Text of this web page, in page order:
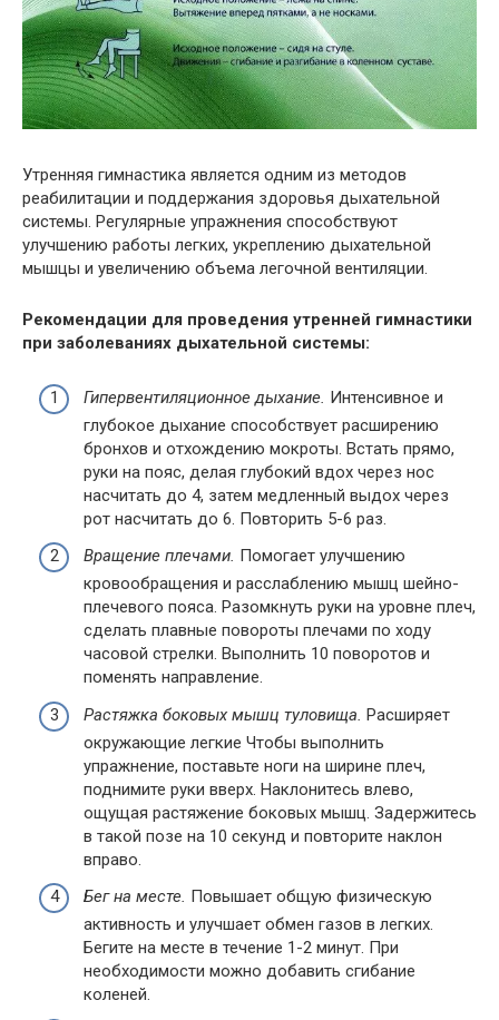
Утренняя гимнастика является одним из методов
реабилитации и поддержания здоровья дыхательной
системы. Регулярные упражнения способствуют
улучшению работы легких, укреплению дыхательной
мышцы и увеличению объема легочной вентиляции.
Рекомендации для проведения утренней гимнастики
при заболеваниях дыхательной системы:
Гипервентиляционное дыхание. Интенсивное и
глубокое дыхание способствует расширению
бронхов и отхождению мокроты. Встать прямо,
руки на пояс, делая глубокий вдох через нос
насчитать до 4, затем медленный выдох через
рот насчитать до 6. Повторить 5-6 раз.
Вращение плечами. Помогает улучшению
кровообращения и расслаблению мышц шейно-
плечевого пояса. Разомкнуть руки на уровне плеч,
сделать плавные повороты плечами по ходу
часовой стрелки. Выполнить 10 поворотов и
поменять направление.
Растяжка боковых мышц туловища. Расширяет
окружающие легкие Чтобы выполнить
упражнение, поставьте ноги на ширине плеч,
поднимите руки вверх. Наклонитесь влево,
ощущая растяжение боковых мышц. Задержитесь
в такой позе на 10 секунд и повторите наклон
вправо.
Бег на месте. Повышает общую физическую
активность и улучшает обмен газов в легких.
Бегите на месте в течение 1-2 минут. При
необходимости можно добавить сгибание
коленей.